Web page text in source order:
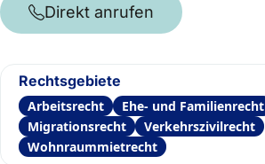
Direkt anrufen
Rechtsgebiete
Arbeitsrecht
Ehe- und Familienrecht
Migrationsrecht
Verkehrszivilrecht
Wohnraummietrecht